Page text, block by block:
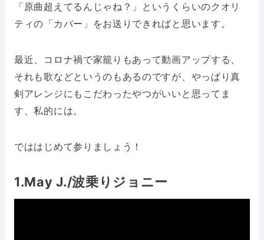
「原曲超えてるんじゃね？」というくらいのクオリ
ティの「カバー」をお送りできればと思います。
最近、コロナ禍で家籠りもあって動画アップする、
それも歌などというのもあるのですが、やっぱり真
剣アレンジにもこだわったやつがいいと思ってま
す、私的には。
でははじめて参りましょう！
1.May J./波乗りジョニー